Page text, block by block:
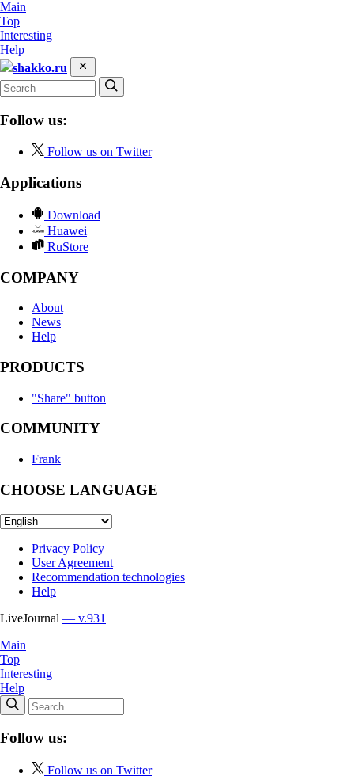
Main
Top
Interesting
Help
shakko.ru
Follow us:
Follow us on Twitter
Applications
Download
Huawei
RuStore
COMPANY
About
News
Help
PRODUCTS
"Share" button
COMMUNITY
Frank
CHOOSE LANGUAGE
Privacy Policy
User Agreement
Recommendation technologies
Help
LiveJournal — v.931
Main
Top
Interesting
Help
Follow us:
Follow us on Twitter